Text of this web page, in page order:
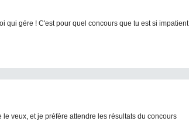
qui gére ! C'est pour quel concours que tu est si impatient
veux, et je préfère attendre les résultats du concours